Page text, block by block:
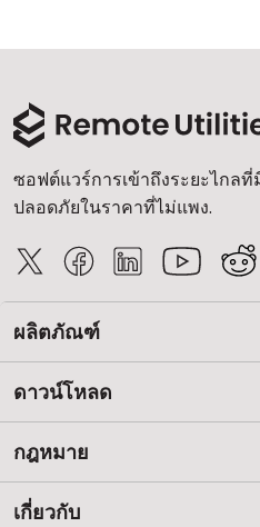
ซอฟต์แวร์การเข้าถึงระยะไกล
ปลอดภัยในราคาที่ไม่แพง.
ผลิตภัณฑ์
ดาวน์โหลด
กฎหมาย
เกี่ยวกับ